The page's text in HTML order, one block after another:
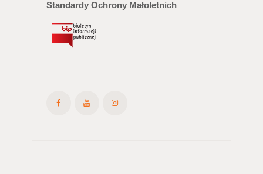
Standardy Ochrony Małoletnich